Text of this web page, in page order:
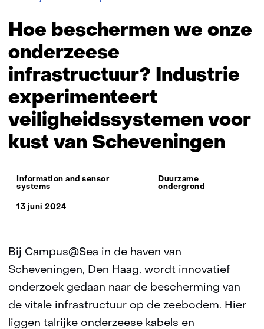
onze
infrastructuur?
Industrie
experimenteert
veiligheidssystemen
kust
Scheveningen
Hoe beschermen we onze
onderzeese
infrastructuur? Industrie
experimenteert
veiligheidssystemen voor
kust van Scheveningen
Thema:
Information and sensor
systems
Duurzame
ondergrond
13 juni 2024
Bij Campus@Sea in de haven van
Scheveningen, Den Haag, wordt innovatief
onderzoek gedaan naar de bescherming van
de vitale infrastructuur op de zeebodem. Hier
liggen talrijke onderzeese kabels en